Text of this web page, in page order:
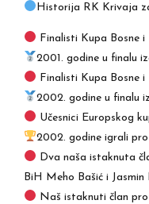
Historija RK Krivaja
Finalisti Kupa Bosne
2001. godine u finalu
Finalisti Kupa Bosne
2002. godine u finalu
Učesnici Europskog
2002. godine igrali
Dva naša istaknuta
BiH Meho Bašić i
Naš istaknuti član